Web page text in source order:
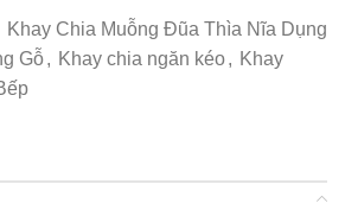
Khay Chia Muỗng Đũa Thìa Nĩa Dụng
Gỗ, Khay chia ngăn kéo, Khay